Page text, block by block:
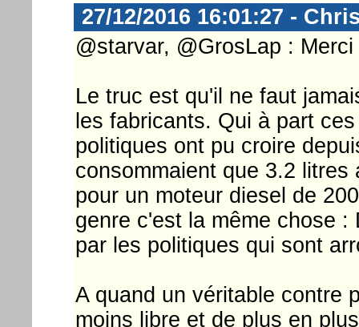
27/12/2016 16:01:27 -
@starvar, @GrosLap :
Le truc est qu'il ne faut
les fabricants. Qui à part
politiques ont pu croire
consommaient que 3.2
pour un moteur diesel de
genre c'est la même chose
par les politiques qui sont
A quand un véritable contre
moins libre et de plus en